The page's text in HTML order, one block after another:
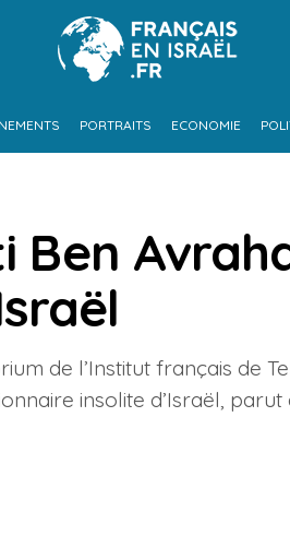
PORTRAITS ECONOMIE
Ben
de l’Institut français de
insolite d’Israël, parut